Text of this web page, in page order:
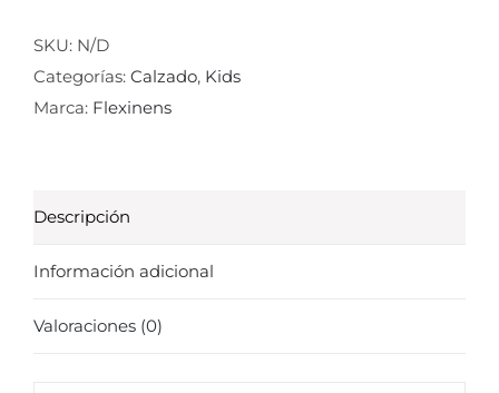
R
Pink
cantidad
SKU: N/D
Categorías: Calzado, Kids
Marca: Flexinens
Descripción
Información adicional
Valoraciones (0)